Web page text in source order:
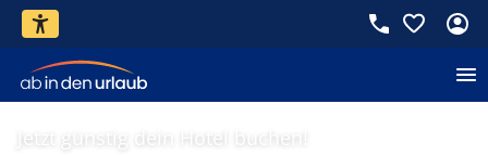
Jetzt günstig dein Hotel buchen!